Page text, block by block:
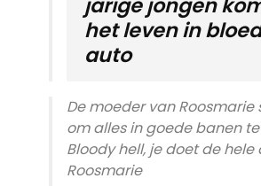
het leven in
auto
De moeder van Roosmarie
om alles in goede banen
Bloody hell, je doet de hele
Roosmarie